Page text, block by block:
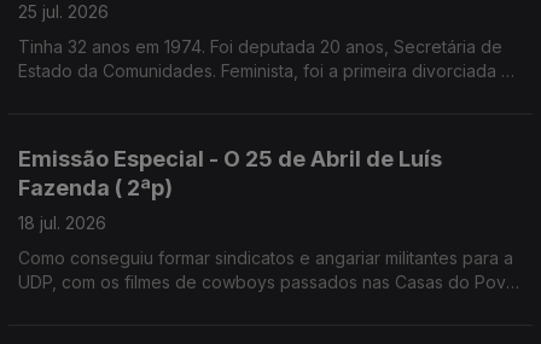
25 jul. 2026
Tinha 32 anos em 1974. Foi deputada 20 anos, Secretária de
Estado da Comunidades. Feminista, foi a primeira divorciada na
Emissão Especial - O 25 de Abril de Luís
Fazenda ( 2ªp)
18 jul. 2026
Como conseguiu formar sindicatos e angariar militantes para a
UDP, com os filmes de cowboys passados nas Casas do Povo